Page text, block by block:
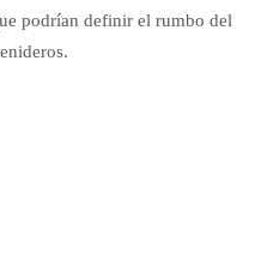
podrían definir el rumbo del